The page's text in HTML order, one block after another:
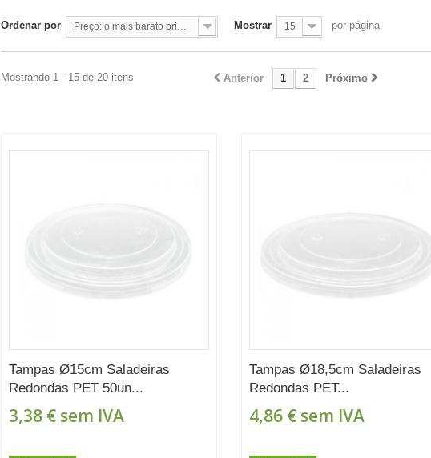
Ordenar por Mostrar 15 por página
Anterior 1 2 Próximo
Mostrando 1 - 15 de 20 itens
Tampas Ø15cm Saladeiras
Redondas PET 50un...
3,38 € sem IVA
Tampas Ø18,5cm Saladeiras
Redondas PET...
4,86 €sem IVA